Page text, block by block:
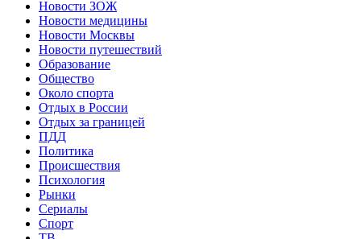
Новости ЗОЖ
Новости медицины
Новости Москвы
Новости путешествий
Образование
Общество
Около спорта
Отдых в России
Отдых за границей
ПДД
Политика
Происшествия
Психология
Рынки
Сериалы
Спорт